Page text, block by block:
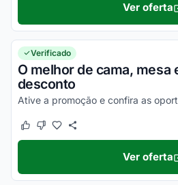
Ver oferta
Verificado
O melhor de cama, mesa
desconto
Ative a promoção e confira as
Este cupom funcionou
Este cupom não funcionou
Ver oferta